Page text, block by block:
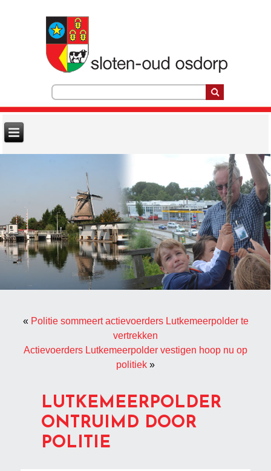
« Politie sommeert actievoerders Lutkemeerpolder te
vertrekken
Actievoerders Lutkemeerpolder vestigen hoop nu op
politiek »
LUTKEMEERPOLDER
ONTRUIMD DOOR
POLITIE